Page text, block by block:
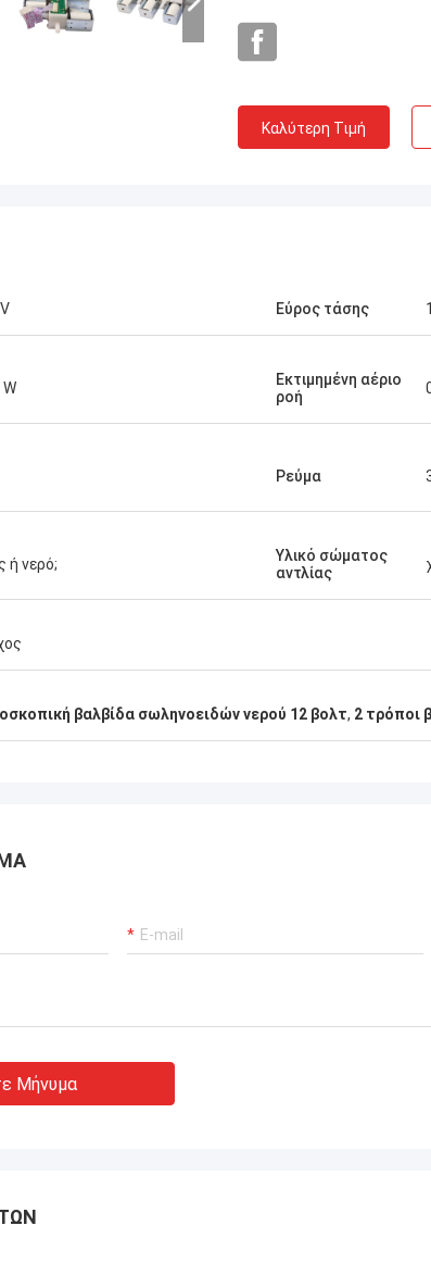
Καλύτερη Τιμή
Εύρος τάσης
Εκτιμημένη αέριο
ροή
Ρεύμα
ή νερό;
Υλικό σώματος
αντλίας
βαλβίδα σωληνοειδών νερού 12 βολτ, 2 τρόποι
Μήνυμα